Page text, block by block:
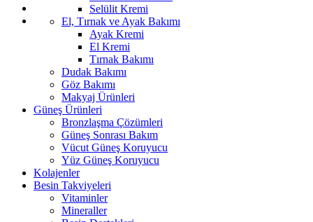
Selülit Kremi
El, Tırnak ve Ayak Bakımı
Ayak Kremi
El Kremi
Tırnak Bakımı
Dudak Bakımı
Göz Bakımı
Makyaj Ürünleri
Güneş Ürünleri
Bronzlaşma Çözümleri
Güneş Sonrası Bakım
Vücut Güneş Koruyucu
Yüz Güneş Koruyucu
Kolajenler
Besin Takviyeleri
Vitaminler
Mineraller